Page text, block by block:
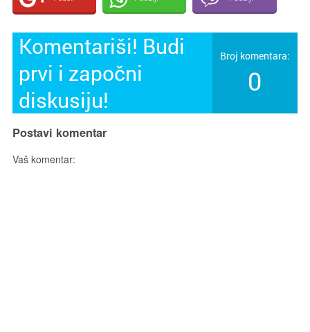
Komentariši! Budi
prvi i započni
diskusiju!
Broj komentara:
0
Postavi komentar
Vaš komentar: